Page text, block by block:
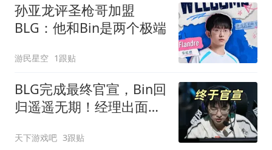
孙亚龙评圣枪哥加盟
BLG：他和Bin是两个极端
游民星空 1跟贴
BLG完成最终官宣，Bin回
归遥遥无期！经理出面发
天下游戏吧 3跟贴